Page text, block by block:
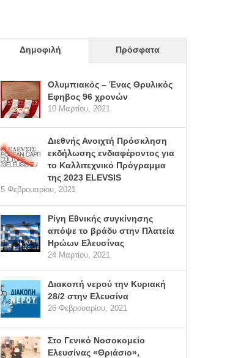
Δημοφιλή Πρόσφατα
Ολυμπιακός – Ένας Θρυλικός
Εφηβος 96 χρονών
10 Μαρτίου, 2021
Διεθνής Ανοιχτή Πρόσκληση
εκδήλωσης ενδιαφέροντος για
το Καλλιτεχνικό Πρόγραμμα
της 2023 ELEVSIS
5 Φεβρουαρίου, 2021
Ρίγη Εθνικής συγκίνησης
απόψε το βράδυ στην Πλατεία
Ηρώων Ελευσίνας
24 Μαρτίου, 2021
Διακοπή νερού την Κυριακή
28/2 στην Ελευσίνα
26 Φεβρουαρίου, 2021
Στο Γενικό Νοσοκομείο
Ελευσίνας «Θριάσιο»,